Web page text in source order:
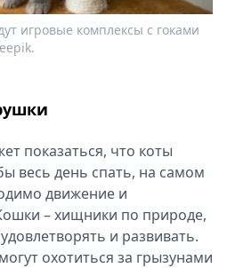
игровые комплексы с гоками
показаться, что коты
весь день спать, на самом
движение и
– хищники по природе,
и развивать.
охотиться за грызунами